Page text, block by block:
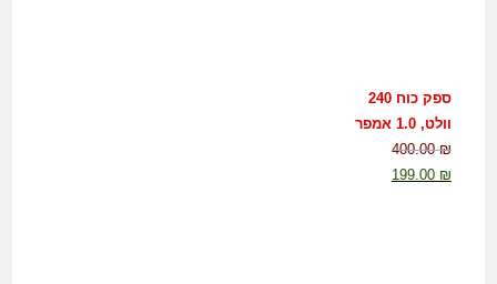
ספק כוח 240
וולט, 1.0 אמפר
400.00₪
199.00 ₪